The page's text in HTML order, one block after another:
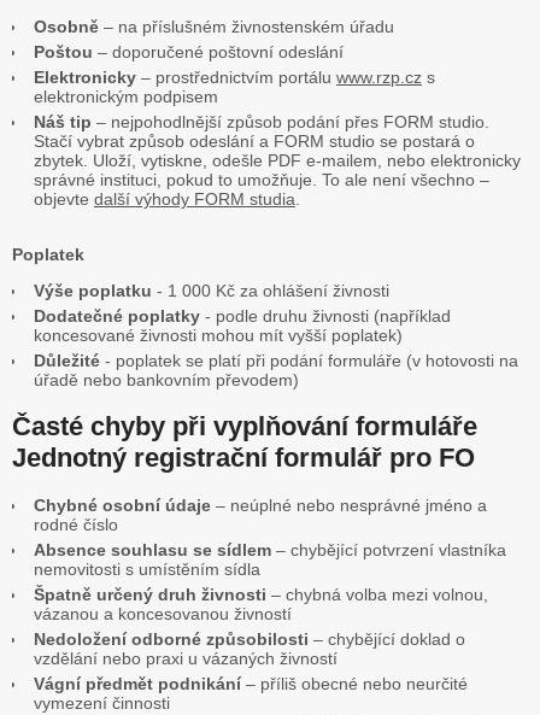
Osobně – na příslušném živnostenském úřadu
Poštou – doporučené poštovní odeslání
Elektronicky – prostřednictvím portálu www.rzp.cz s
elektronickým podpisem
Náš tip – nejpohodlnější způsob podání přes FORM studio.
Stačí vybrat způsob odeslání a FORM studio se postará o
zbytek. Uloží, vytiskne, odešle PDF e-mailem, nebo elektronicky
správné instituci, pokud to umožňuje. To ale není všechno –
objevte další výhody FORM studia
Poplatek
Výše poplatku - 1 000 Kč za ohlášení živnosti
Dodatečné poplatky - podle druhu živnosti (například
koncesované živnosti mohou mít vyšší poplatek)
Důležité - poplatek se platí při podání formuláře (v hotovosti na
úřadě nebo bankovním převodem)
Časté chyby při vyplňování formuláře
Jednotný registrační formulář pro FO
Chybné osobní údaje – neúplné nebo nesprávné jméno a
rodné číslo
Absence souhlasu se sídlem – chybějící potvrzení vlastníka
nemovitosti s umístěním sídla
Špatně určený druh živnosti – chybná volba mezi volnou,
vázanou a koncesovanou živností
Nedoložení odborné způsobilosti – chybějící doklad o
vzdělání nebo praxi u vázaných živností
Vágní předmět podnikání– příliš obecné nebo neurčité
vymezení činnosti